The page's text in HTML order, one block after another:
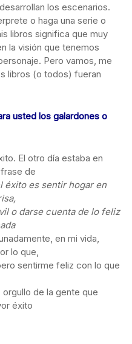
los escenarios.
o haga una serie o
libros significa que muy
la visión que tenemos
Pero vamos, me
libros (o todos) fueran
usted los galardones o
El otro día estaba en
de
éxito es sentir hogar en
o darse cuenta de lo feliz
en mi vida,
lo que,
sentirme feliz con lo que
de la gente que
éxito